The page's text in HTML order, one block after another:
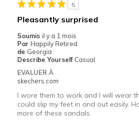
Travel
Width
Sizing
View On Shoes
Shoes are for
5
Pleasantly surprised
Soumis il y a 1 mois
Par Happily Retired
de Georgia
Describe Yourself Casual
EVALUER À
skechers.com
I wore them to work and I will wear
could slip my feet in and out easily.
more of these sandals.